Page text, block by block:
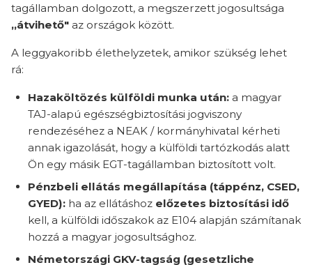
tagállamban dolgozott, a megszerzett jogosultsága
„átvihető" az országok között.
A leggyakoribb élethelyzetek, amikor szükség lehet
rá:
Hazaköltözés külföldi munka után: a magyar
TAJ-alapú egészségbiztosítási jogviszony
rendezéséhez a NEAK / kormányhivatal kérheti
annak igazolását, hogy a külföldi tartózkodás alatt
Ön egy másik EGT-tagállamban biztosított volt.
Pénzbeli ellátás megállapítása (táppénz, CSED,
GYED): ha az ellátáshoz előzetes biztosítási idő
kell, a külföldi időszakok az E104 alapján számítanak
hozzá a magyar jogosultsághoz.
Németországi GKV-tagság (gesetzliche